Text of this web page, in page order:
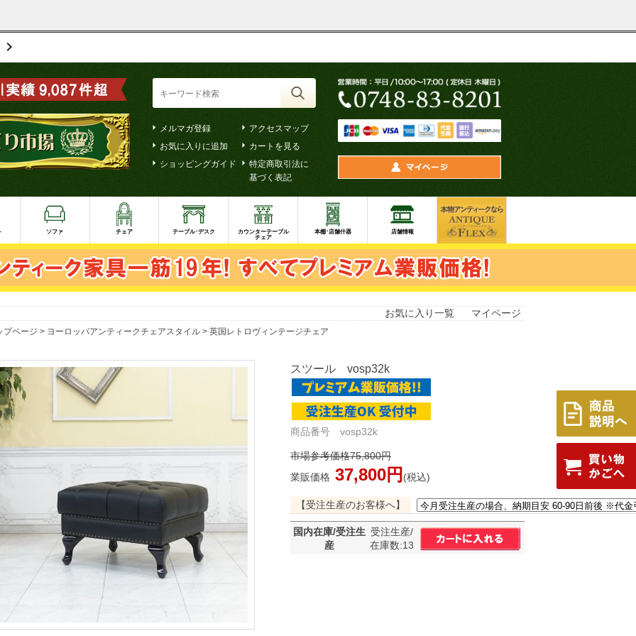
お気に入り一覧 マイページ
プページ > ヨーロッパアンティークチェアスタイル > 英国レトロヴィンテージチェア
スツール vosp32k
商品番号 vosp32k
市場参考価格75,800円
業販価格 37,800円 (税込)
【受注生産のお客様へ】
国内在庫/受注生
産
受注生産/
在庫数:13